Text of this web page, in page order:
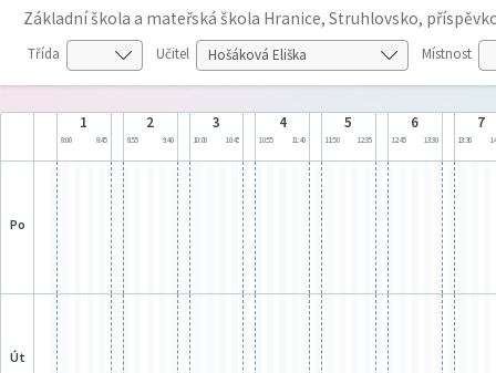
Základní škola a mateřská škola Hranice, Struhlovsko,
Třída Učitel Místnost
1
8:00 8:45
2
8:55 9:40
3
10:00 10:45
4
10:55 11:40
5
11:50 12:35
6
12:45 13:30
7
13:30
po
út